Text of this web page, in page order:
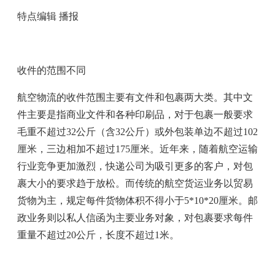
特点编辑 播报
收件的范围不同
航空物流的收件范围主要有文件和包裹两大类。其中文
件主要是指商业文件和各种印刷品，对于包裹一般要求
毛重不超过32公斤（含32公斤）或外包装单边不超过102
厘米，三边相加不超过175厘米。近年来，随着航空运输
行业竞争更加激烈，快递公司为吸引更多的客户，对包
裹大小的要求趋于放松。而传统的航空货运业务以贸易
货物为主，规定每件货物体积不得小于5*10*20厘米。邮
政业务则以私人信函为主要业务对象，对包裹要求每件
重量不超过20公斤，长度不超过1米。